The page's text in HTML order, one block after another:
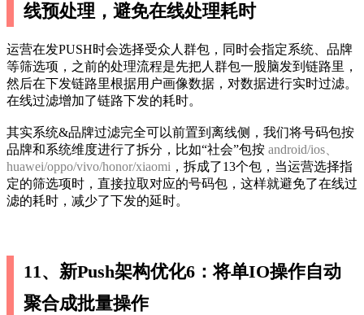
线预处理，避免在线处理耗时
运营在发PUSH时会选择受众人群包，同时会指定系统、品牌
等筛选项，之前的处理流程是先把人群包一股脑发到链路里，
然后在下发链路里根据用户画像数据，对数据进行实时过滤。
在线过滤增加了链路下发的耗时。
其实系统&品牌过滤完全可以前置到离线侧，我们将号码包按
品牌和系统维度进行了拆分，比如“社会”包按 android/ios、
huawei/oppo/vivo/honor/xiaomi ，拆成了13个包，当运营选择指
定的筛选项时，直接拉取对应的号码包，这样就避免了在线过
滤的耗时，减少了下发的延时。
11、新Push架构优化6：将单IO操作自动
聚合成批量操作